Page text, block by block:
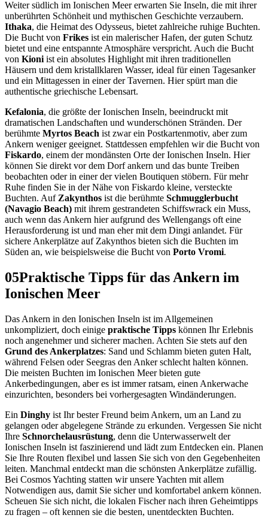
Weiter südlich im Ionischen Meer erwarten Sie Inseln, die mit ihrer
unberührten Schönheit und mythischen Geschichte verzaubern.
Ithaka, die Heimat des Odysseus, bietet zahlreiche ruhige Buchten.
Die Bucht von Frikes ist ein malerischer Hafen, der guten Schutz
bietet und eine entspannte Atmosphäre verspricht. Auch die Bucht
von Kioni ist ein absolutes Highlight mit ihren traditionellen
Häusern und dem kristallklaren Wasser, ideal für einen Tagesanker
und ein Mittagessen in einer der Tavernen. Hier spürt man die
authentische griechische Lebensart.
Kefalonia, die größte der Ionischen Inseln, beeindruckt mit
dramatischen Landschaften und wunderschönen Stränden. Der
berühmte Myrtos Beach ist zwar ein Postkartenmotiv, aber zum
Ankern weniger geeignet. Stattdessen empfehlen wir die Bucht von
Fiskardo, einem der mondänsten Orte der Ionischen Inseln. Hier
können Sie direkt vor dem Dorf ankern und das bunte Treiben
beobachten oder in einer der vielen Boutiquen stöbern. Für mehr
Ruhe finden Sie in der Nähe von Fiskardo kleine, versteckte
Buchten. Auf Zakynthos ist die berühmte Schmugglerbucht
(Navagio Beach) mit ihrem gestrandeten Schiffswrack ein Muss,
auch wenn das Ankern hier aufgrund des Wellengangs oft eine
Herausforderung ist und man eher mit dem Dingi anlandet. Für
sichere Ankerplätze auf Zakynthos bieten sich die Buchten im
Süden an, wie beispielsweise die Bucht von Porto Vromi.
05Praktische Tipps für das Ankern im
Ionischen Meer
Das Ankern in den Ionischen Inseln ist im Allgemeinen
unkompliziert, doch einige praktische Tipps können Ihr Erlebnis
noch angenehmer und sicherer machen. Achten Sie stets auf den
Grund des Ankerplatzes: Sand und Schlamm bieten guten Halt,
während Felsen oder Seegras den Anker schlecht halten können.
Die meisten Buchten im Ionischen Meer bieten gute
Ankerbedingungen, aber es ist immer ratsam, einen Ankerwache
einzurichten, besonders bei vorhergesagten Windänderungen.
Ein Dinghy ist Ihr bester Freund beim Ankern, um an Land zu
gelangen oder abgelegene Strände zu erkunden. Vergessen Sie nicht
Ihre Schnorchelausrüstung, denn die Unterwasserwelt der
Ionischen Inseln ist faszinierend und lädt zum Entdecken ein. Planen
Sie Ihre Routen flexibel und lassen Sie sich von den Gegebenheiten
leiten. Manchmal entdeckt man die schönsten Ankerplätze zufällig.
Bei Cosmos Yachting statten wir unsere Yachten mit allem
Notwendigen aus, damit Sie sicher und komfortabel ankern können.
Scheuen Sie sich nicht, die lokalen Fischer nach ihren Geheimtipps
zu fragen – oft kennen sie die besten, unentdeckten Buchten.